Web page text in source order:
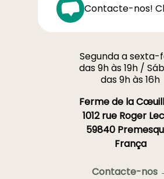
Contacte-nos!
Segunda a sexta-
das 9h às 19h /
das 9h às 16h
Ferme de la
1012 rue Roger
59840
França
Contacte-nos